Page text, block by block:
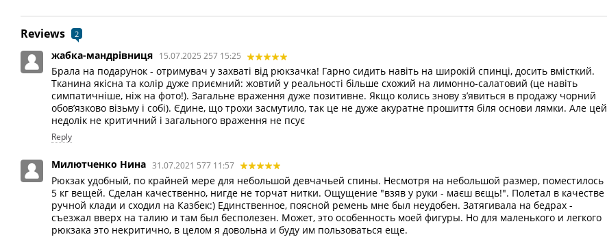
Reviews 2
жабка-мандрівниця 15.07.2025 257 15:25
Брала на подарунок - отримувач у захваті від рюкзачка! Гарно сидить навіть на широкій спинці, досить вмісткий.
Тканина якісна та колір дуже приємний: жовтий у реальності більше схожий на лимонно-салатовий (це навіть
симпатичніше, ніж на фото!). Загальне враження дуже позитивне. Якщо колись знову з’явиться в продажу чорний
обов’язково візьму і собі). Єдине, що трохи засмутило, так це не дуже акуратне прошиття біля основи лямки. Але цей
недолік не критичний і загального враження не псує
Reply
Милютченко Нина 31.07.2021 577 11:57
Рюкзак удобный, по крайней мере для небольшой девчачьей спины. Несмотря на небольшой размер, поместилось
5 кг вещей. Сделан качественно, нигде не торчат нитки. Ощущение "взяв у руки - маєш вєщь!". Полетал в качестве
ручной клади и сходил на Казбек:) Единственное, поясной ремень мне был неудобен. Затягивала на бедрах -
съезжал вверх на талию и там был бесполезен. Может, это особенность моей фигуры. Но для маленького и легкого
рюкзака это некритично, в целом я довольна и буду им пользоваться еще.